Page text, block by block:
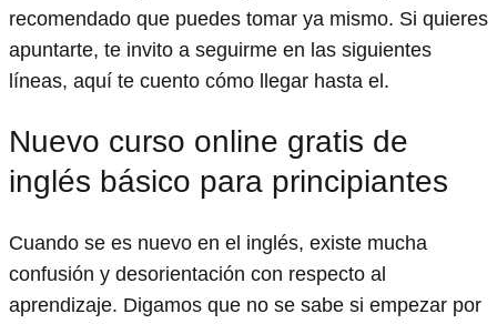
recomendado que puedes tomar ya mismo. Si quieres
apuntarte, te invito a seguirme en las siguientes
líneas, aquí te cuento cómo llegar hasta el.
Nuevo curso online gratis de
inglés básico para principiantes
Cuando se es nuevo en el inglés, existe mucha
confusión y desorientación con respecto al
aprendizaje. Digamos que no se sabe si empezar por